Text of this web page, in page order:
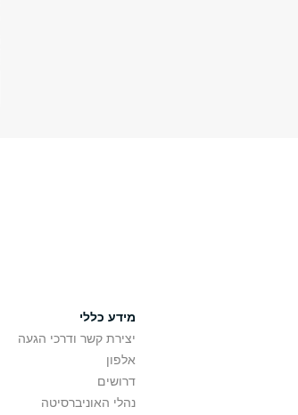
מידע כללי
יצירת קשר ודרכי הגעה
אלפון
דרושים
נהלי האוניברסיטה